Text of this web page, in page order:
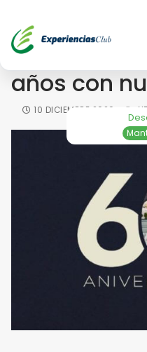
P.A.N.
años con
10 DICIEMBRE 2020